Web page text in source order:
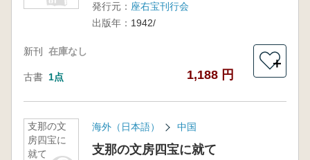
発行元： 座右宝刊行会
出版年： 1942/
新刊 在庫なし
古書 1点 1,188 円
＋
支那の文
房四宝に
就て
海外（日本語） 中国
支那の文房四宝に就て